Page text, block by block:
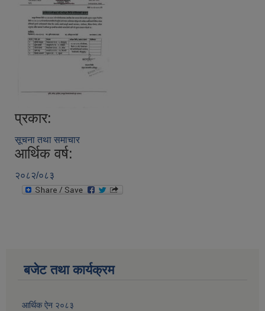
प्रकार:
सूचना तथा समाचार
आर्थिक वर्ष:
२०८२/०८३
बजेट तथा कार्यक्रम
आर्थिक ऐन २०८३